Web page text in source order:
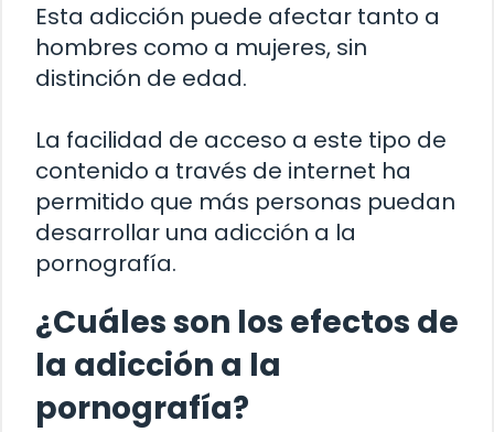
Esta adicción puede afectar tanto a
hombres como a mujeres, sin
distinción de edad.
La facilidad de acceso a este tipo de
contenido a través de internet ha
permitido que más personas puedan
desarrollar una adicción a la
pornografía.
¿Cuáles son los efectos de
la adicción a la
pornografía?